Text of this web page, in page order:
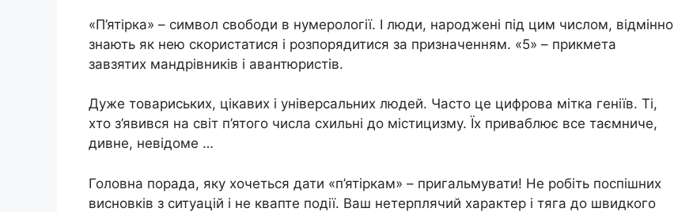
«П’ятірка» – символ свободи в нумерології. І люди, народжені під цим числом, відмінно
знають як нею скористатися і розпорядитися за призначенням. «5» – прикмета
завзятих мандрівників і авантюристів.
Дуже товариських, цікавих і універсальних людей. Часто це цифрова мітка геніїв. Ті,
хто з’явився на світ п’ятого числа схильні до містицизму. Їх приваблює все таємниче,
дивне, невідоме …
Головна порада, яку хочеться дати «п’ятіркам» – пригальмувати! Не робіть поспішних
висновків з ситуацій і не квапте події. Ваш нетерплячий характер і тяга до швидкого